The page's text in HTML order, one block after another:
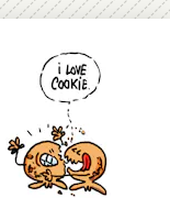
Canard PC
Kiosque numérique
Boutique